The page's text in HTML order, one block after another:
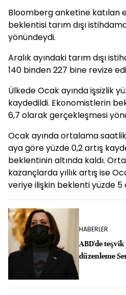
Bloomberg anketine katılan
beklentisi tarım dışı
yönündeydi.
Aralık ayındaki tarım dışı
140 binden 227 bine revize
Ülkede Ocak ayında işsizlik
kaydedildi. Ekonomistlerin
6,7 olarak gerçekleşmesi
Ocak ayında ortalama
aya göre yüzde 0,2 artış
beklentinin altında kaldı.
kazançlarda yıllık artış ise
veriye ilişkin beklenti yüzde 5
HABERLER
ABD'de teşvik
düzenleme